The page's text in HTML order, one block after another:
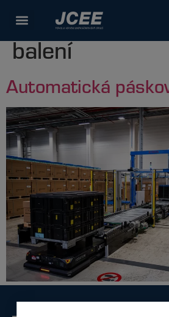
Použitá
balení
Automatická